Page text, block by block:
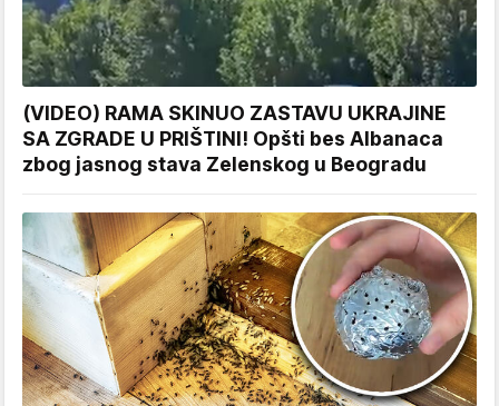
(VIDEO) RAMA SKINUO ZASTAVU UKRAJINE
SA ZGRADE U PRIŠTINI! Opšti bes Albanaca
zbog jasnog stava Zelenskog u Beogradu